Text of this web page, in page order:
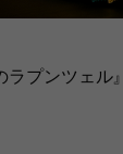
プンツェル』